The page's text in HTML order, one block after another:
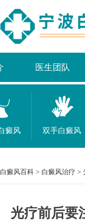
医生团队
癜风 双手白癜风
白癜风百科 > 白癜风治疗 >
光疗前后要